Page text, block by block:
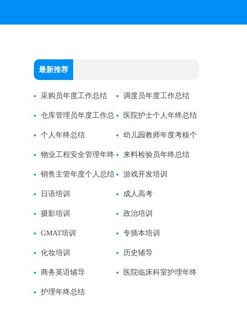
最新推荐
采购员年度工作总结 调度员年度工作总结
仓库管理员年度工作总
结
医院护士个人年终总结
个人年终总结 幼儿园教师年度考核个
人总结
物业工程安全管理年终
总结
来料检验员年终总结
销售主管年度个人总结 游戏开发培训
日语培训 成人高考
摄影培训 政治培训
GMAT培训 专插本培训
化妆培训 历史辅导
商务英语辅导 医院临床科室护理年终
护理年终总结